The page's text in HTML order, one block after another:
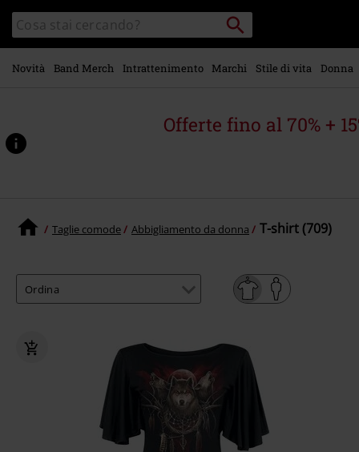
contenuto
principale
Cerca
nel
catalogo
Cerca
Punto
di
ritiro
Novità Band Merch Intrattenimento Marchi Stile di vita Donna
Offerte fino al 70% +
Taglie comode Abbigliamento da donna T-shirt (709)